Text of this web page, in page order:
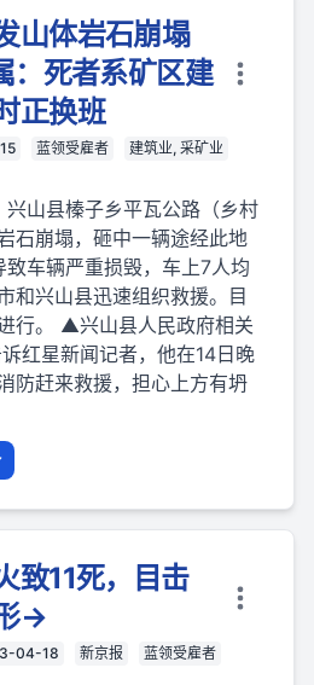
山体岩石崩塌
：死者系矿区建
正换班
蓝领受雇者
建筑业, 采矿业
山县榛子乡平瓦公路（乡村
石崩塌，砸中一辆途经此地
车辆严重损毁，车上7人均
和兴山县迅速组织救援。目
行。 ▲兴山县人民政府相关
红星新闻记者，他在14日晚
防赶来救援，担心上方有坍
致11死，目击
→
04-18 新京报
蓝领受雇者